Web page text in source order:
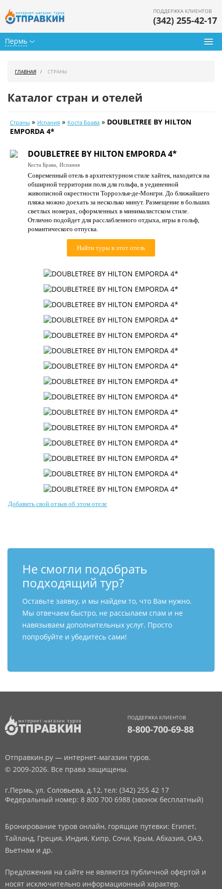
Пермь
ПОДДЕРЖКА КЛИЕНТОВ
(342) 255-42-17
Календарь туров
Цены дня
Страны
Как купить
О нас
Контакты
ГЛАВНАЯ СТРАНЫ
Каталог стран и отелей
Страны » Испания » Коста Брава » DOUBLETREE BY HILTON
EMPORDA 4*
DOUBLETREE BY HILTON EMPORDA 4*
Коста Брава, Испания
Современный отель в архитектурном стиле хайтек, находится на
обширной территории поля для гольфа, в уединенной
живописной окрестности Торроэлья-де-Монгри. До ближайшего
пляжа можно доехать за несколько минут. Размещение в больших
светлых номерах, оформленных в минималистском стиле.
Отлично подойдет для расслабленного отдыха, игры в гольф,
романтического отпуска.
Найти туры в этот отель
Добавить свой отзыв об этом отеле
Не смогли подобрать
подходящий тур?
Оставьте заявку, и мы найдем то, что Вам нужно.
Мы отвечаем быстро, не рассылаем спам и не
навязываем дополнительных услуг. Просто
попробуйте и убедитесь сами!
ПОДДЕРЖКА КЛИЕНТОВ
8-800-700-69-88
Отправкин.ру — интернет-магазин туров.
© 2009-2026. Все права защищены.
г.Пермь, ул. Соловьева, д.12, тел: (342) 255 42 17
Федеральный номер: 8 800 700 6988 (звонок бесплатный)
Бронирование туров онлайн, горящие путевки: Египет,
Тайланд, Греция, Индия, Кипр, Сочи, Крым, Абхазия, ОАЭ,
Вьетнам и др.
Предложения на сайте не являются публичной офертой и
носят исключительно информационный характер.